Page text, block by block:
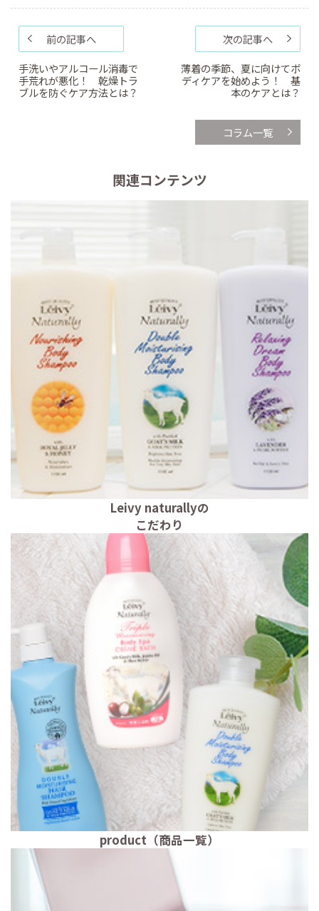
前の記事へ
手洗いやアルコール消毒で
手荒れが悪化！ 乾燥トラ
ブルを防ぐケア方法とは？
次の記事へ
薄着の季節、夏に向けてボ
ディケアを始めよう！ 基
本のケアとは？
コラム一覧
関連コンテンツ
Leivy naturallyの
こだわり
product（商品一覧）